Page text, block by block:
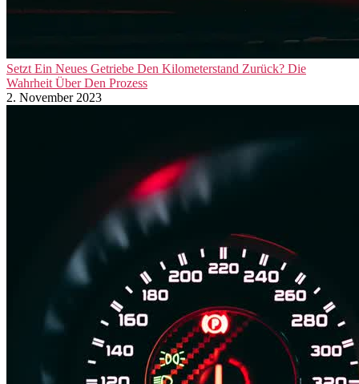
Setzt Ein Neues Getriebe Den Kilometerstand Zurück? Die
Wahrheit Über Den Prozess
2. November 2023